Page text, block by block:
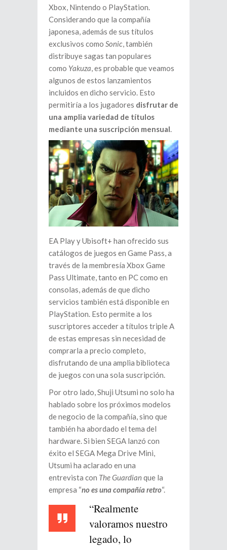
Xbox, Nintendo o PlayStation.
Considerando que la compañía
japonesa, además de sus títulos
exclusivos como Sonic, también
distribuye sagas tan populares
como Yakuza, es probable que veamos
algunos de estos lanzamientos
incluidos en dicho servicio. Esto
permitiría a los jugadores disfrutar de
una amplia variedad de títulos
mediante una suscripción mensual.
EA Play y Ubisoft+ han ofrecido sus
catálogos de juegos en Game Pass, a
través de la membresía Xbox Game
Pass Ultimate, tanto en PC como en
consolas, además de que dicho
servicios también está disponible en
PlayStation. Esto permite a los
suscriptores acceder a títulos triple A
de estas empresas sin necesidad de
comprarla a precio completo,
disfrutando de una amplia biblioteca
de juegos con una sola suscripción.
Por otro lado, Shuji Utsumi no solo ha
hablado sobre los próximos modelos
de negocio de la compañía, sino que
también ha abordado el tema del
hardware. Si bien SEGA lanzó con
éxito el SEGA Mega Drive Mini,
Utsumi ha aclarado en una
entrevista con The Guardian que la
empresa “no es una compañía retro“.
“Realmente
valoramos nuestro
legado, lo